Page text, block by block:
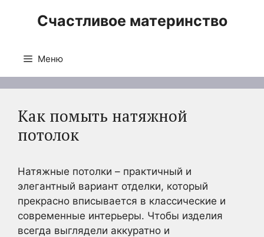
Счастливое материнство
Меню
Как помыть натяжной
потолок
Натяжные потолки – практичный и
элегантный вариант отделки, который
прекрасно вписывается в классические и
современные интерьеры. Чтобы изделия
всегда выглядели аккуратно и